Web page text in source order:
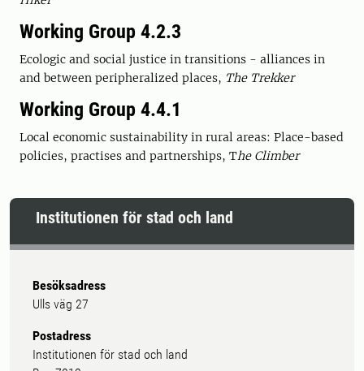
Working Group 4.2.3
Ecologic and social justice in transitions - alliances in
and between peripheralized places, The Trekker
Working Group 4.4.1
Local economic sustainability in rural areas: Place-based
policies, practises and partnerships, The Climber
Institutionen för stad och land
Besöksadress
Ulls väg 27
Postadress
Institutionen för stad och land